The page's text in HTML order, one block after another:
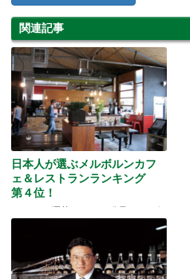
関連記事
日本人が選ぶメルボルンカフ
ェ＆レストランランキング
第４位！
性的な人気カフェ。